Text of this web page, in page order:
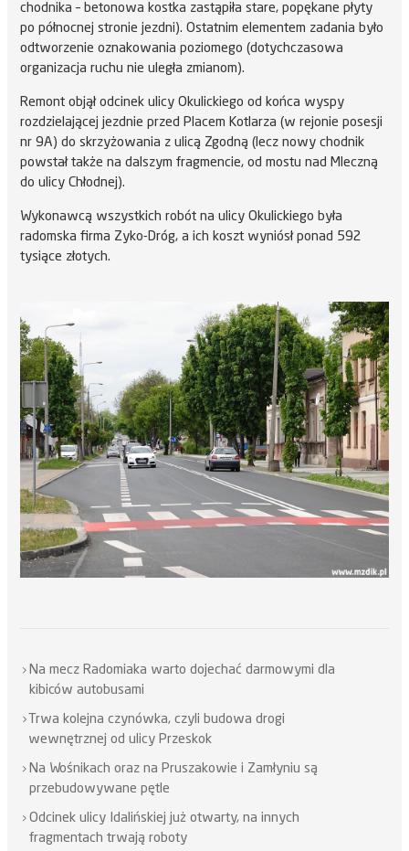
chodnika – betonowa kostka zastąpiła stare, popękane płyty
po północnej stronie jezdni). Ostatnim elementem zadania było
odtworzenie oznakowania poziomego (dotychczasowa
organizacja ruchu nie uległa zmianom).
Remont objął odcinek ulicy Okulickiego od końca wyspy
rozdzielającej jezdnie przed Placem Kotlarza (w rejonie posesji
nr 9A) do skrzyżowania z ulicą Zgodną (lecz nowy chodnik
powstał także na dalszym fragmencie, od mostu nad Mleczną
do ulicy Chłodnej).
Wykonawcą wszystkich robót na ulicy Okulickiego była
radomska firma Zyko-Dróg, a ich koszt wyniósł ponad 592
tysiące złotych.
Na mecz Radomiaka warto dojechać darmowymi dla
kibiców autobusami
Trwa kolejna czynówka, czyli budowa drogi
wewnętrznej od ulicy Przeskok
Na Wośnikach oraz na Pruszakowie i Zamłyniu są
przebudowywane pętle
Odcinek ulicy Idalińskiej już otwarty, na innych
fragmentach trwają roboty